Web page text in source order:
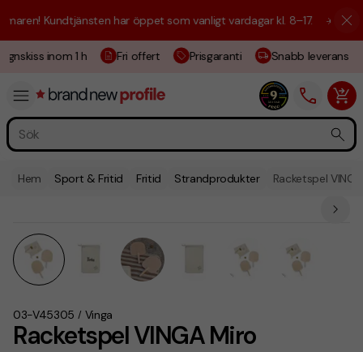
Kundtjänsten har öppet som vanligt vardagar kl. 8–17. ☀️ Vi är här
inom 1 h Fri offert Prisgaranti Snabb leverans
Hem Sport & Fritid Fritid Strandprodukter Racketspel
Racketspel VINGA Miro
03-V45305 / Vinga